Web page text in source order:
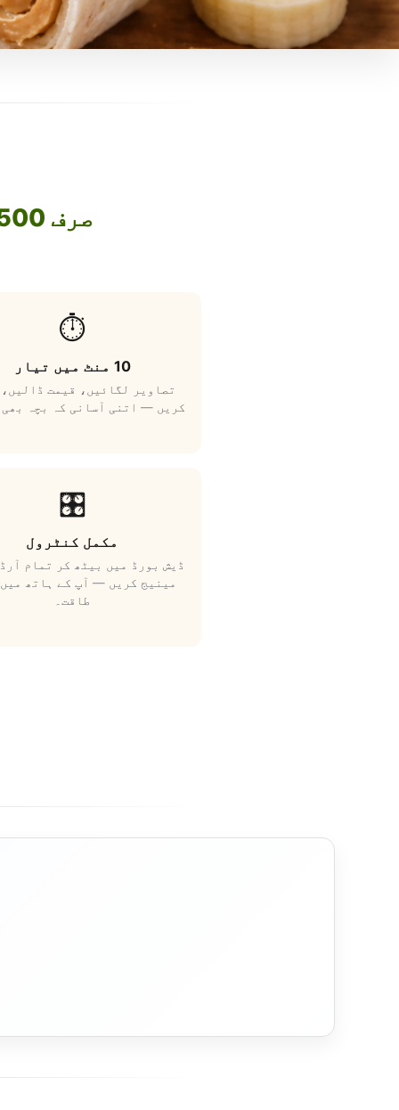
صرف 1500 روپے میں اپنا فوڈ بزنس آن لائن لے جائیں
⏱️
10 منٹ میں تیار
تصاویر لگائیں، قیمت
کریں — اتنی آسانی کہ بچہ
🎛️
مکمل کنٹرول
ڈیش بورڈ میں بیٹھ کر تمام
مینیج کریں — آپ کے ہاتھ
طاقت۔